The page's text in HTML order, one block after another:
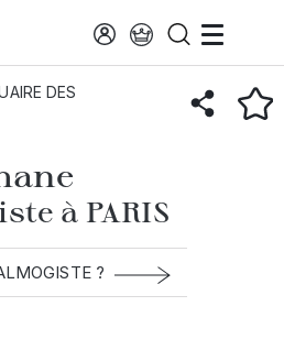
Paris Gueye Ousmane
DES
à PARIS
?